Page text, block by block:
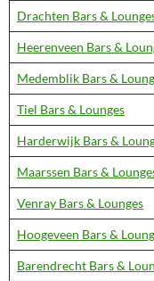
Drachten Bars &
Heerenveen Bars &
Medemblik Bars &
Tiel Bars & Lounges
Harderwijk Bars &
Maarssen Bars &
Venray Bars & Lounges
Hoogeveen Bars &
Barendrecht Bars &